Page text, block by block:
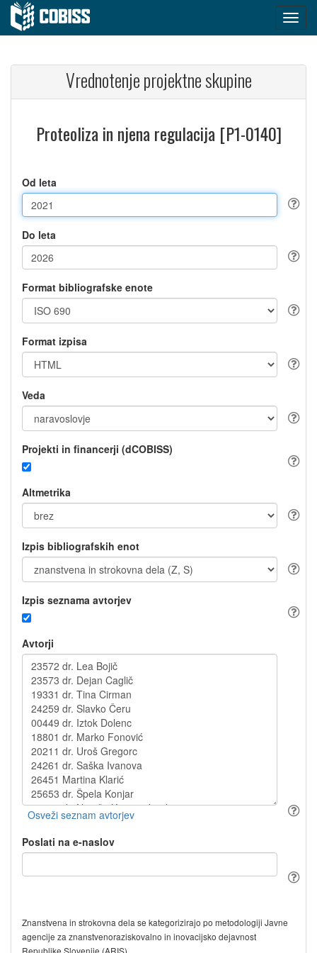
Vrednotenje projektne skupine
Proteoliza in njena regulacija [P1-0140]
Od leta
Do leta
Format bibliografske enote
Format izpisa
Veda
Projekti in financerji (dCOBISS)
Altmetrika
Izpis bibliografskih enot
Izpis seznama avtorjev
Avtorji
Poslati na e-naslov
Znanstvena in strokovna dela se kategorizirajo po metodologiji Javne
agencije za znanstvenoraziskovalno in inovacijsko dejavnost
Republike Slovenije (ARIS).